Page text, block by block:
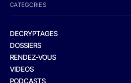
CATEGORIES
DECRYPTAGES
DOSSIERS
RENDEZ-VOUS
VIDEOS
PODCASTS